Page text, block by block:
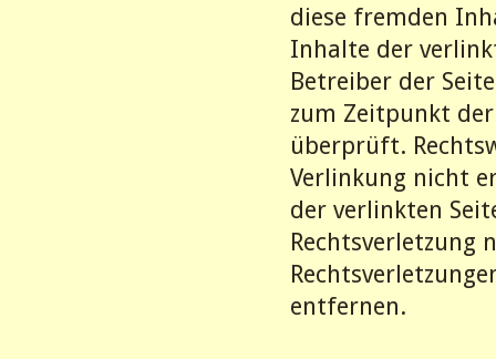
diese fremden
Inhalte der
Betreiber der
zum Zeitpunkt
überprüft.
Verlinkung nicht
der verlinkten
Rechtsverletzung
entfernen.